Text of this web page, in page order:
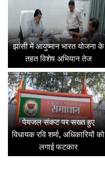
झांसी में आयुष्मान भारत योजना के
तहत विशेष अभियान तेज
पेयजल संकट पर सख्त हुए
विधायक रवि शर्मा, अधिकारियों को
लगाई फटकार